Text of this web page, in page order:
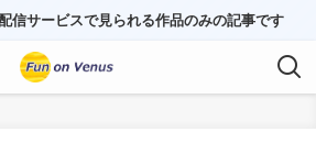
信サービスで見られる作品のみの記事です